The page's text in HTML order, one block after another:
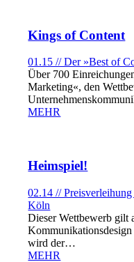
Kings of Content
01.15 // Der »Best of
Über 700
Marketing«, den
MEHR
Heimspiel!
02.14 //
Köln
Dieser Wettbewerb gilt
wird der…
MEHR